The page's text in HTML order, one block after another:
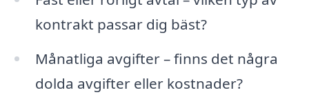
kontrakt passar dig bäst?
Månatliga avgifter – finns det några
dolda avgifter eller kostnader?